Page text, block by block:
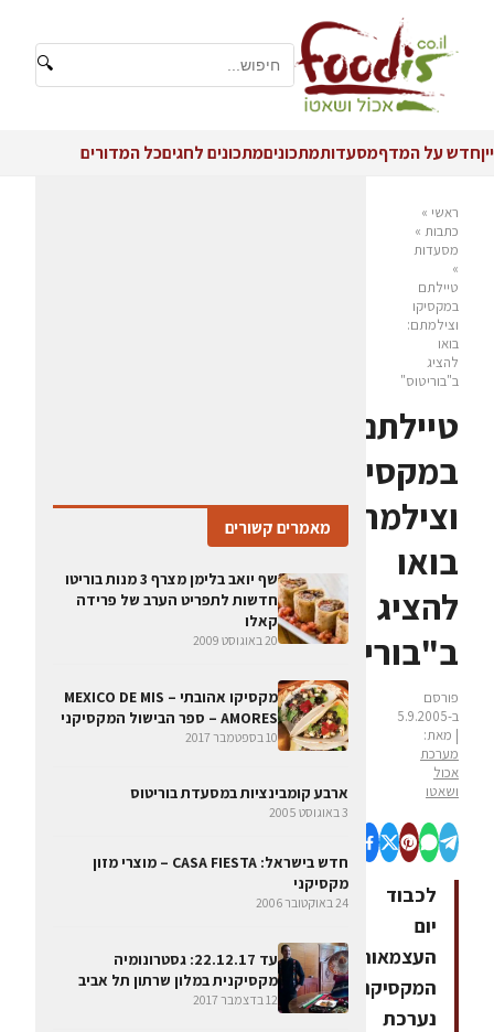
🔍
ייןחדש על המדףמסעדותמתכוניםמתכונים לחגיםכל המדורים
ראשי »
כתבות »
מסעדות
»
טיילתם
במקסיקו
וצילמתם:
בואו
להציג
ב"בוריטוס"
טיילתם
במקסיקו
וצילמתם:
בואו
להציג
ב"בוריטוס"
פורסם
ב-5.9.2005
| מאת:
מערכת
אכול
ושאטו
לכבוד
יום
העצמאות
המקסיקני,
נערכת
מאמרים קשורים
שף יואב בלימן מצרף 3 מנות בוריטו
חדשות לתפריט הערב של פרידה
קאלו
20 באוגוסט 2009
מקסיקו אהובתי – MEXICO DE MIS
AMORES – ספר הבישול המקסיקני
10 בספטמבר 2017
ארבע קומבינציות במסעדת בוריטוס
3 באוגוסט 2005
חדש בישראל: CASA FIESTA – מוצרי מזון
מקסיקני
24 באוקטובר 2006
עד 22.12.17: גסטרונומיה
מקסיקנית במלון שרתון תל אביב
12 בדצמבר 2017